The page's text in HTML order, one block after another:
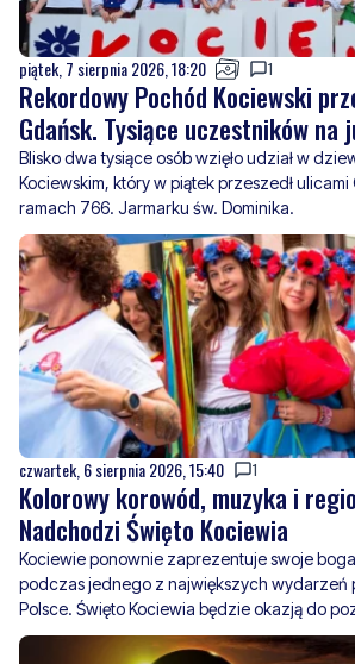
piątek, 7 sierpnia 2026, 18:20 1
Rekordowy Pochód Kociewski
Gdańsk. Tysiące uczestników na
edycji
Blisko dwa tysiące osób wzięło udział w
Kociewskim, który w piątek przeszedł ulicami
ramach 766. Jarmarku św. Dominika.
czwartek, 6 sierpnia 2026, 15:40 1
Kolorowy korowód, muzyka i
Nadchodzi Święto Kociewia
Kociewie ponownie zaprezentuje swoje
podczas jednego z największych wydarzeń
Polsce. Święto Kociewia będzie okazją do
kultury, muzyki, tradycji, rękodzieła oraz